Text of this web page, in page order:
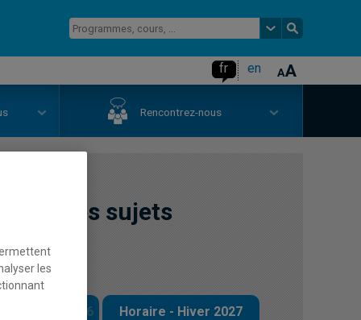
fr en
Rencontrez-nous
les sujets
Automne 2026 Horaire - Hiver 2027
les